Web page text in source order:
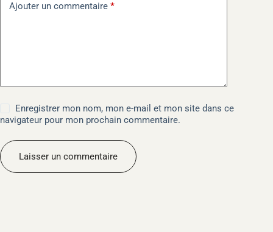
Ajouter un commentaire *
Enregistrer mon nom, mon e-mail et mon site dans ce
navigateur pour mon prochain commentaire.
Laisser un commentaire